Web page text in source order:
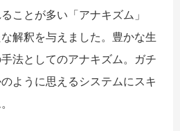
ことが多い「アナキズム」
解釈を与えました。豊かな生
法としてのアナキズム。ガチ
ように思えるシステムにスキ